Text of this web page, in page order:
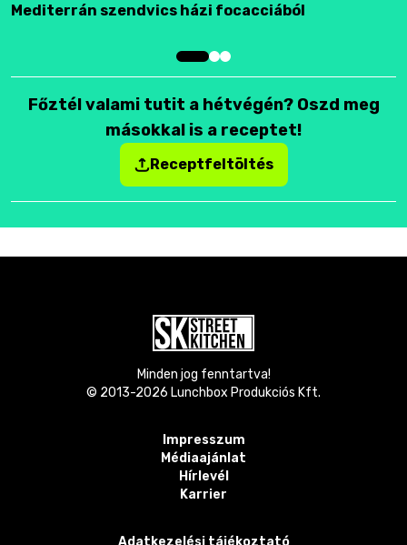
Mediterrán szendvics házi focacciából
Főztél valami tutit a hétvégén? Oszd meg
másokkal is a receptet!
Receptfeltöltés
Minden jog fenntartva!
© 2013-2026 Lunchbox Produkciós Kft.
Impresszum
Médiaajánlat
Hírlevél
Karrier